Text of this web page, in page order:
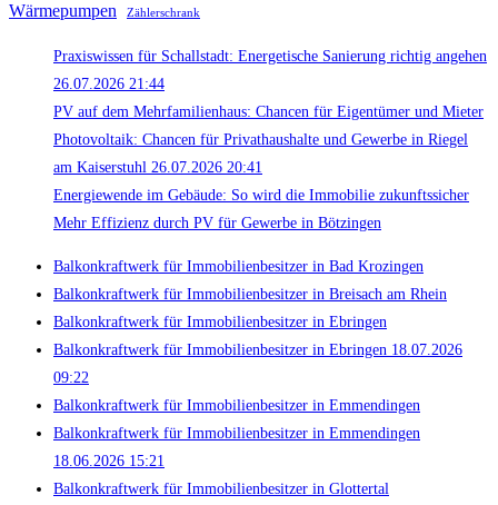
Wärmepumpen Zählerschrank
Praxiswissen für Schallstadt: Energetische Sanierung richtig angehen
26.07.2026 21:44
PV auf dem Mehrfamilienhaus: Chancen für Eigentümer und Mieter
Photovoltaik: Chancen für Privathaushalte und Gewerbe in Riegel
am Kaiserstuhl 26.07.2026 20:41
Energiewende im Gebäude: So wird die Immobilie zukunftssicher
Mehr Effizienz durch PV für Gewerbe in Bötzingen
Balkonkraftwerk für Immobilienbesitzer in Bad Krozingen
Balkonkraftwerk für Immobilienbesitzer in Breisach am Rhein
Balkonkraftwerk für Immobilienbesitzer in Ebringen
Balkonkraftwerk für Immobilienbesitzer in Ebringen 18.07.2026
09:22
Balkonkraftwerk für Immobilienbesitzer in Emmendingen
Balkonkraftwerk für Immobilienbesitzer in Emmendingen
18.06.2026 15:21
Balkonkraftwerk für Immobilienbesitzer in Glottertal